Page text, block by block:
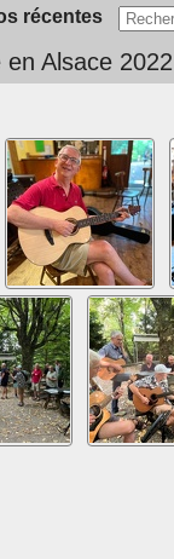
récentes
en Alsace 2022